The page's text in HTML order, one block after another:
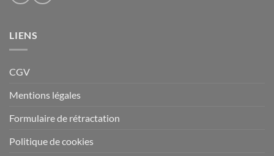
LIENS
CGV
Mentions légales
Formulaire de rétractation
Politique de cookies